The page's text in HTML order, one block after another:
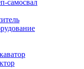
самосвал